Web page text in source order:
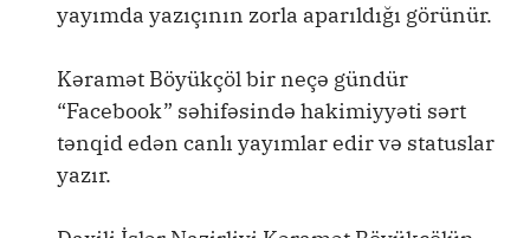
yayımda yazıçının zorla aparıldığı görünür.
Kəramət Böyükçöl bir neçə gündür
“Facebook” səhifəsində hakimiyyəti sərt
tənqid edən canlı yayımlar edir və statuslar
yazır.